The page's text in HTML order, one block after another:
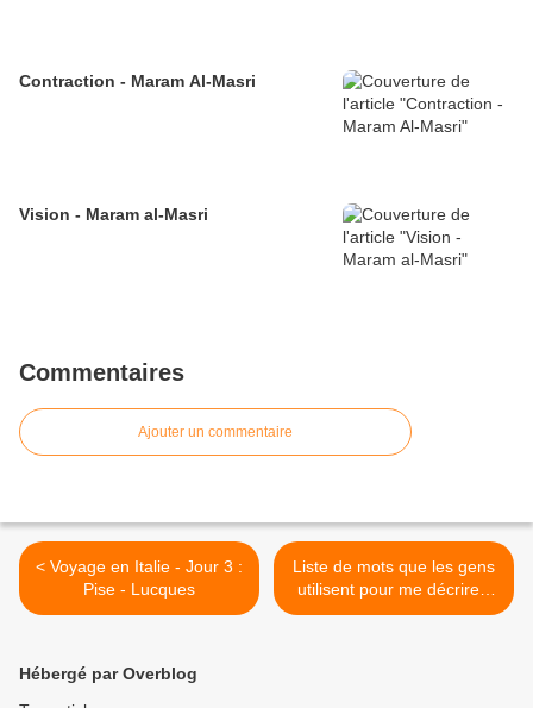
Contraction - Maram Al-Masri
Vision - Maram al-Masri
Commentaires
Ajouter un commentaire
< Voyage en Italie - Jour 3 :
Pise - Lucques
Liste de mots que les gens
utilisent pour me décrire -
Lorenzaccio >
Hébergé par Overblog